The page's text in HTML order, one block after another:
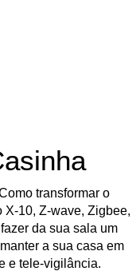
transformar o
10, Z-wave, Zigbee,
da sua sala um
a sua casa em
e tele-vigilância.